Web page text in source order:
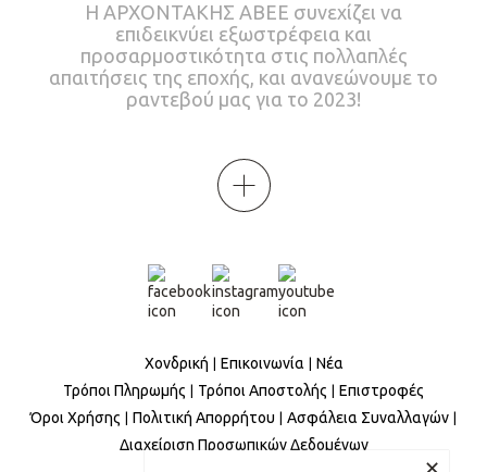
Η ΑΡΧΟΝΤΑΚΗΣ ΑΒΕΕ συνεχίζει να
επιδεικνύει εξωστρέφεια και
προσαρμοστικότητα στις πολλαπλές
απαιτήσεις της εποχής, και ανανεώνουμε το
ραντεβού μας για το 2023!
Χονδρική Επικοινωνία
Νέα
Τρόποι Πληρωμής
Τρόποι Αποστολής
Επιστροφές
Όροι Χρήσης
Πολιτική Απορρήτου
Ασφάλεια Συναλλαγών
Διαχείριση Προσωπικών Δεδομένων